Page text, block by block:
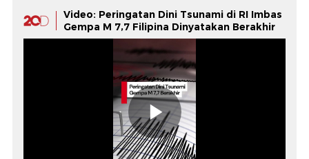
Video: Peringatan Dini Tsunami di RI Imbas
Gempa M 7,7 Filipina Dinyatakan Berakhir